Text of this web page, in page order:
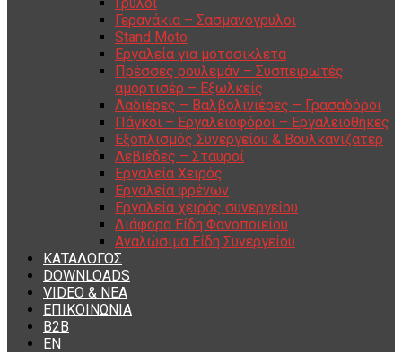
Γρύλοι
Γερανάκια – Σασμανόγρυλοι
Stand Moto
Εργαλεία για μοτοσικλέτα
Πρέσσες ρουλεμάν – Συσπειρωτές
αμορτισέρ – Εξωλκείς
Λαδιέρες – Βαλβολινιέρες – Γρασαδόροι
Πάγκοι – Εργαλειοφόροι – Εργαλειοθήκες
Εξοπλισμός Συνεργείου & Βουλκανιζατερ
Λεβιέδες – Σταυροί
Εργαλεία Χειρός
Εργαλεία φρένων
Εργαλεία χειρός συνεργείου
Διάφορα Είδη Φανοποιείου
Αναλώσιμα Είδη Συνεργείου
ΚΑΤΑΛΟΓΟΣ
DOWNLOADS
VIDEO & ΝΕΑ
ΕΠΙΚΟΙΝΩΝΙΑ
B2B
ΕΝ